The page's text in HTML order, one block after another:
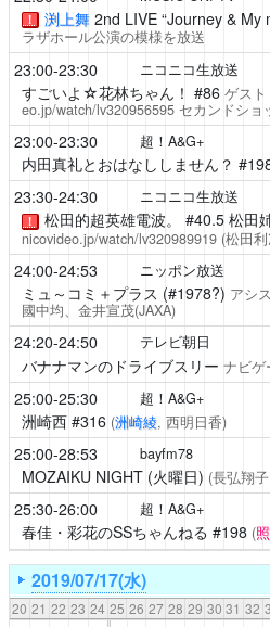
！ 渕上舞2nd LIVE “Journey & My
ラザホール公演の模様を放送
23:00-23:30 ニコニコ生放送
すごいよ☆花林ちゃん！ #86 ゲス
eo.jp/watch/lv320956595セカンドショ
23:00-23:30 超！A&G+
内田真礼とおはなししません？
23:30-24:30 ニコニコ生放送
！ 松田的超英雄電波。 #40.5 松田
nicovideo.jp/watch/lv320989919 (松田
24:00-24:53 ニッポン放送
ミュ～コミ＋プラス (#1978?) アシ
國中均、金井宣茂(JAXA)
24:20-24:50 テレビ朝日
バナナマンのドライブスリー ナビゲ
25:00-25:30 超！A&G+
洲崎西#316 (洲崎綾, 西明日香)
25:00-28:53 bayfm78
MOZAIKU NIGHT (火曜日) (長弘翔
25:30-26:00 超！A&G+
春佳・彩花のSSちゃんねる #198 (
2019/07/17(水)
20 21 22 23 24 25 26 27 28 29 30 31 32